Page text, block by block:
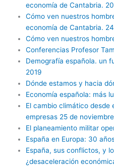
economía de Cantabria.
Cómo ven nuestros
economía de Cantabria.
Cómo ven nuestros
Conferencias Profesor
Demografía española. un
2019
Dónde estamos y hacia
Economía española: más
El cambio climático desde
empresas 25 de
El planeamiento militar
España en Europa: 30
España, sus conflictos, y
¿desaceleración